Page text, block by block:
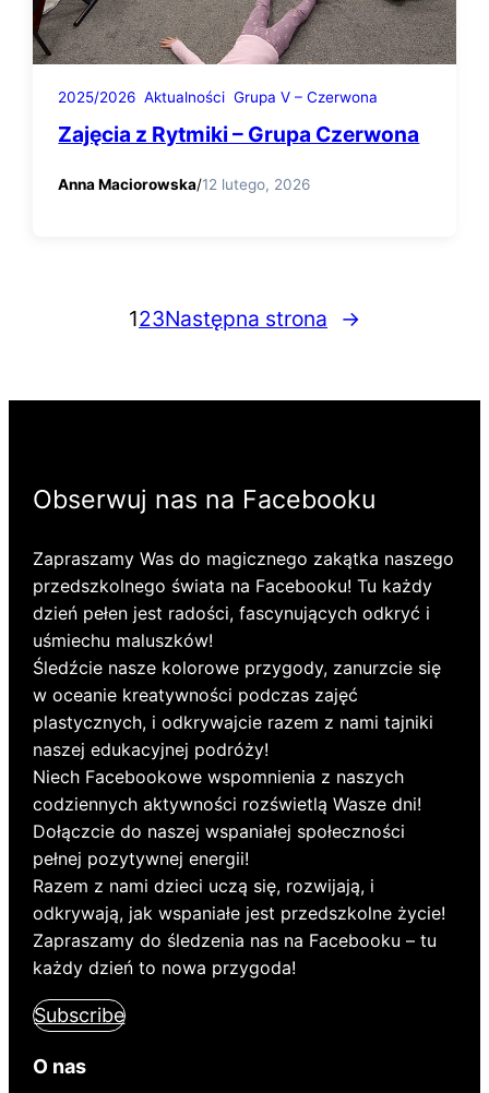
2025/2026 Aktualności Grupa V – Czerwona
Zajęcia z Rytmiki – Grupa Czerwona
Anna Maciorowska/12 lutego, 2026
123Następna strona →
Obserwuj nas na Facebooku
Zapraszamy Was do magicznego zakątka naszego
przedszkolnego świata na Facebooku! Tu każdy
dzień pełen jest radości, fascynujących odkryć i
uśmiechu maluszków!
Śledźcie nasze kolorowe przygody, zanurzcie się
w oceanie kreatywności podczas zajęć
plastycznych, i odkrywajcie razem z nami tajniki
naszej edukacyjnej podróży!
Niech Facebookowe wspomnienia z naszych
codziennych aktywności rozświetlą Wasze dni!
Dołączcie do naszej wspaniałej społeczności
pełnej pozytywnej energii!
Razem z nami dzieci uczą się, rozwijają, i
odkrywają, jak wspaniałe jest przedszkolne życie!
Zapraszamy do śledzenia nas na Facebooku – tu
każdy dzień to nowa przygoda!
Subscribe
O nas